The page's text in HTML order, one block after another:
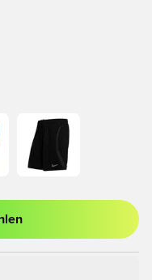
Registrieren als